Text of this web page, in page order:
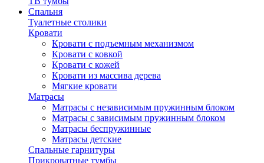
Спальня
Туалетные столики
Кровати
Кровати с подъемным механизмом
Кровати с ковкой
Кровати с кожей
Кровати из массива дерева
Мягкие кровати
Матрасы
Матрасы с независимым пружинным блоком
Матрасы с зависимым пружинным блоком
Матрасы беспружинные
Матрасы детские
Спальные гарнитуры
Прикроватные тумбы